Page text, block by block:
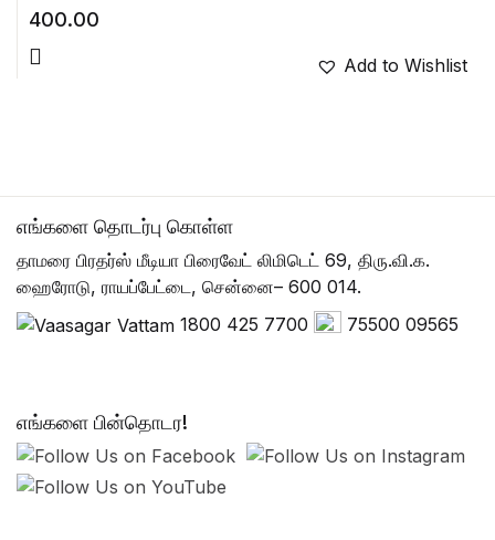
400.00
Add to Wishlist
எங்களை தொடர்பு கொள்ள
தாமரை பிரதர்ஸ் மீடியா பிரைவேட் லிமிடெட் 69, திரு.வி.க.
ஹைரோடு, ராயப்பேட்டை, சென்னை– 600 014.
1800 425 7700
75500 09565
எங்களை பின்தொடர!